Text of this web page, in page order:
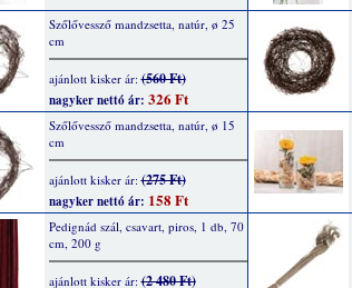
Szőlővessző mandzsetta, natúr, ø 25
cm
ajánlott kisker ár:(560 Ft)
nagyker nettó ár: 326 Ft
Szőlővessző mandzsetta, natúr, ø 15
cm
ajánlott kisker ár:(275 Ft)
nagyker nettó ár: 158 Ft
Pedignád szál, csavart, piros, 1 db, 70
cm, 200 g
ajánlott kisker ár:(2 480 Ft)